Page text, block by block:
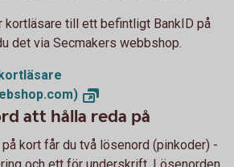
kortläsare till ett befintligt BankID på
det via Secmakers webbshop.
att hålla reda på
kort får du två lösenord (pinkoder) -